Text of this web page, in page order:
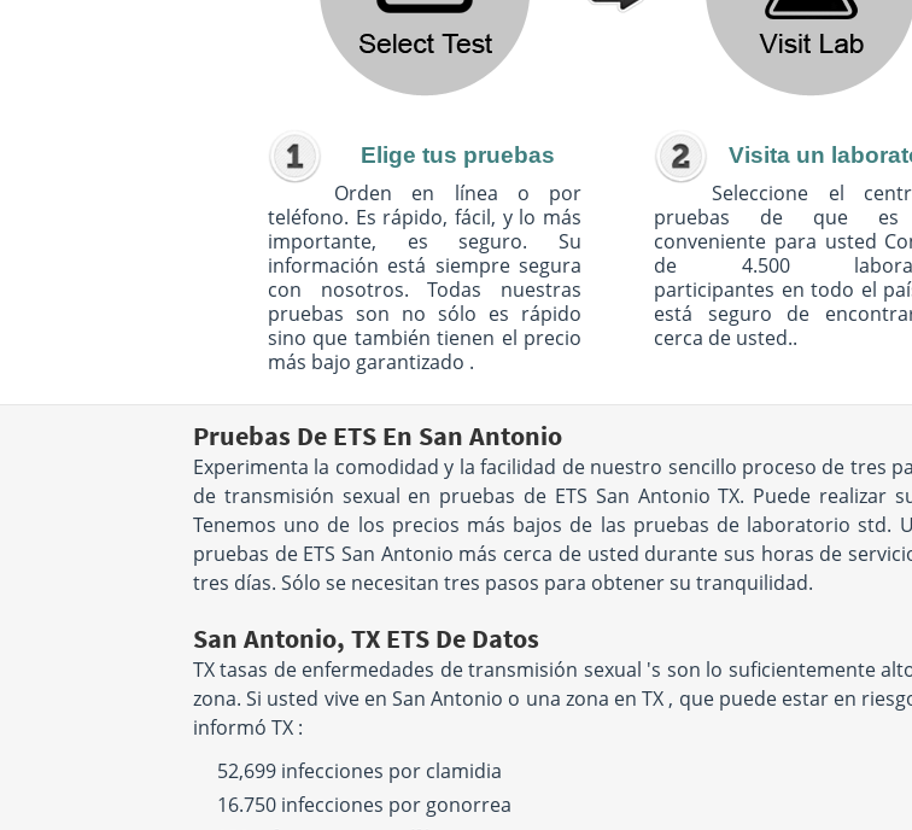
Elige tus pruebas
Orden en línea o por
teléfono. Es rápido, fácil, y lo más
importante, es seguro. Su
información está siempre segura
con nosotros. Todas nuestras
pruebas son no sólo es rápido
sino que también tienen el precio
más bajo garantizado .
Visita un
Seleccione el
pruebas de que es
conveniente para usted
de 4.500
participantes en todo el
está seguro de
cerca de usted..
Pruebas De ETS En San Antonio
Experimenta la comodidad y la facilidad de nuestro sencillo proceso de tres
de transmisión sexual en pruebas de ETS San Antonio TX. Puede
Tenemos uno de los precios más bajos de las pruebas de laboratorio std.
pruebas de ETS San Antonio más cerca de usted durante sus horas de
tres días. Sólo se necesitan tres pasos para obtener su tranquilidad.
San Antonio, TX ETS De Datos
TX tasas de enfermedades de transmisión sexual 's son lo suficientemente
zona. Si usted vive en San Antonio o una zona en TX , que puede estar en
informó TX :
52,699 infecciones por clamidia
16.750 infecciones por gonorrea